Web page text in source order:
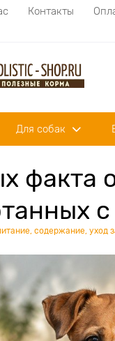
Контакты
Для собак
факта
содержание, уход